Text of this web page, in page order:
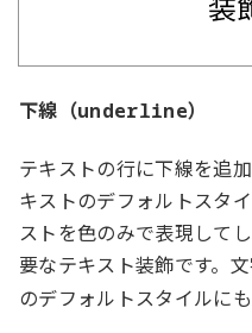
下線（underline）
テキストの行に下線を追
キストのデフォルトスタ
ストを色のみで表現して
要なテキスト装飾です。
のデフォルトスタイルにも